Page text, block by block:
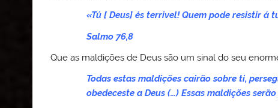
«Tú [ Deus] és terrivel! Quem pode resistir á
Salmo 76,8
Que as maldições de Deus são um sinal do seu
Todas estas maldições cairão sobre ti,
obedeceste a Deus (…) Essas maldições